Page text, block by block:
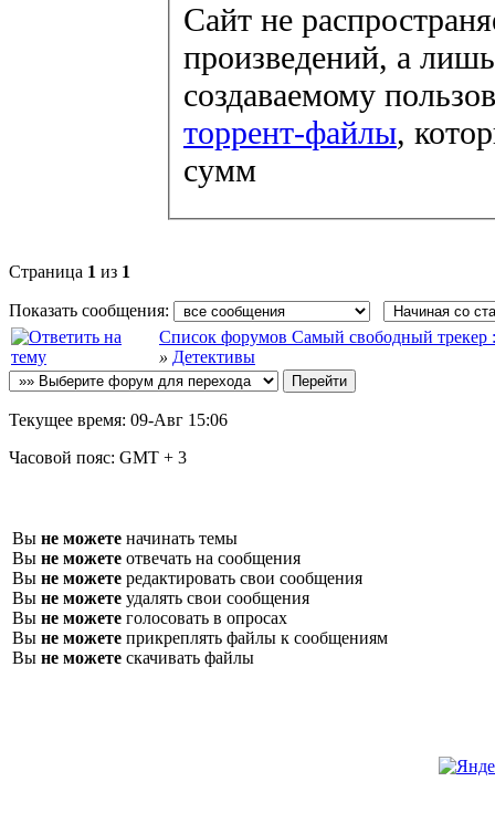
Сайт не
произведений, а
создаваемому
торрент-файлы,
сумм
Страница 1 из 1
Показать сообщения:
Список форумов Самый свободный трекер
» Детективы
Текущее время: 09-Авг 15:06
Часовой пояс: GMT + 3
Вы не можете начинать темы
Вы не можете отвечать на сообщения
Вы не можете редактировать свои сообщения
Вы не можете удалять свои сообщения
Вы не можете голосовать в опросах
Вы не можете прикреплять файлы к сообщениям
Вы не можете скачивать файлы